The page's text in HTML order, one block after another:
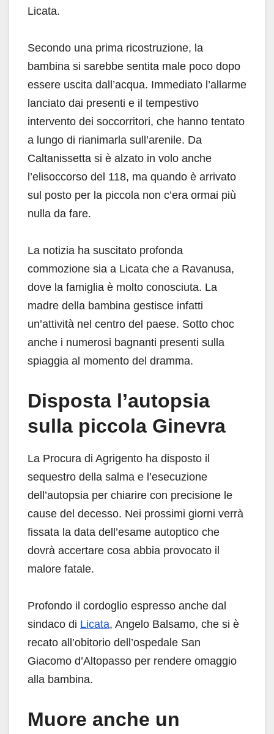
Licata.
Secondo una prima ricostruzione, la
bambina si sarebbe sentita male poco dopo
essere uscita dall’acqua. Immediato l’allarme
lanciato dai presenti e il tempestivo
intervento dei soccorritori, che hanno tentato
a lungo di rianimarla sull’arenile. Da
Caltanissetta si è alzato in volo anche
l’elisoccorso del 118, ma quando è arrivato
sul posto per la piccola non c’era ormai più
nulla da fare.
La notizia ha suscitato profonda
commozione sia a Licata che a Ravanusa,
dove la famiglia è molto conosciuta. La
madre della bambina gestisce infatti
un’attività nel centro del paese. Sotto choc
anche i numerosi bagnanti presenti sulla
spiaggia al momento del dramma.
Disposta l’autopsia
sulla piccola Ginevra
La Procura di Agrigento ha disposto il
sequestro della salma e l’esecuzione
dell’autopsia per chiarire con precisione le
cause del decesso. Nei prossimi giorni verrà
fissata la data dell’esame autoptico che
dovrà accertare cosa abbia provocato il
malore fatale.
Profondo il cordoglio espresso anche dal
sindaco di Licata, Angelo Balsamo, che si è
recato all’obitorio dell’ospedale San
Giacomo d’Altopasso per rendere omaggio
alla bambina.
Muore anche un